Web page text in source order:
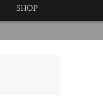
SHOP